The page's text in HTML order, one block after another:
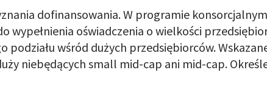
dofinansowania. W programie
wypełnienia oświadczenia o wielkości
wśród dużych przedsiębiorców.
niebędących small mid-cap ani mid-cap.